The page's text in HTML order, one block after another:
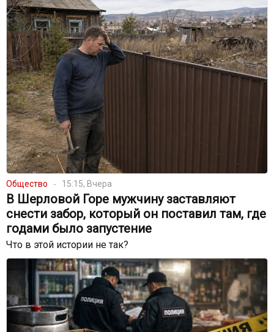
Общество 15:15, Вчера
В Шерловой Горе мужчину заставляют
снести забор, который он поставил там, где
годами было запустение
Что в этой истории не так?